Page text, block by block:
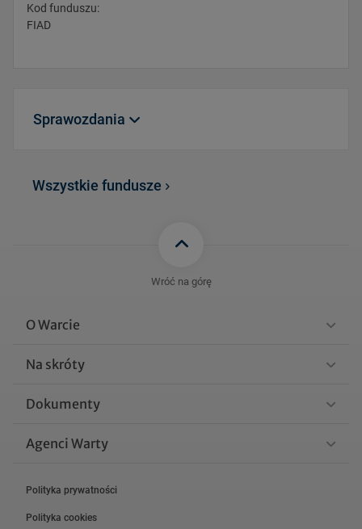
Kod funduszu:
FIAD
Sprawozdania
UNDAMENTALNY_DYWIDE
FIAD_WARTA_INVESTOR_
DEND_I_WZROSTU_spra
025.pdf
UNDAMENTALNY_DYWIDE
anie_polroczne_31.12.202
Wszystkie fundusze
Wróć na górę
O Warcie
Na skróty
Dokumenty
Agenci Warty
Polityka prywatności
Polityka cookies